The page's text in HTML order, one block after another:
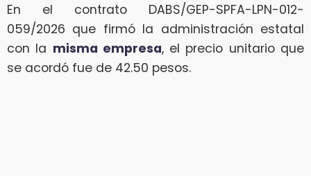
En el contrato DABS/GEP-SPFA-LPN-012-
059/2026 que firmó la administración estatal
con la misma empresa, el precio unitario que
se acordó fue de 42.50 pesos.